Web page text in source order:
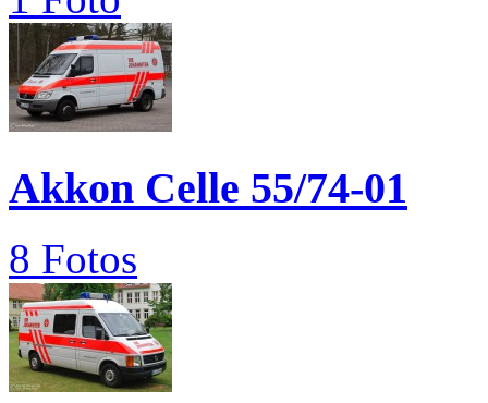
Akkon Celle 55/74-01
8 Fotos